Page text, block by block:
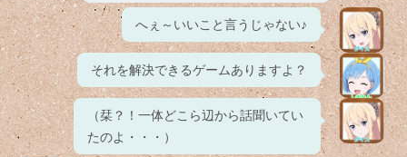
へぇ～いいこと言うじゃない♪
それを解決できるゲームありますよ？
（栞？！一体どこら辺から話聞いてい
たのよ・・・）